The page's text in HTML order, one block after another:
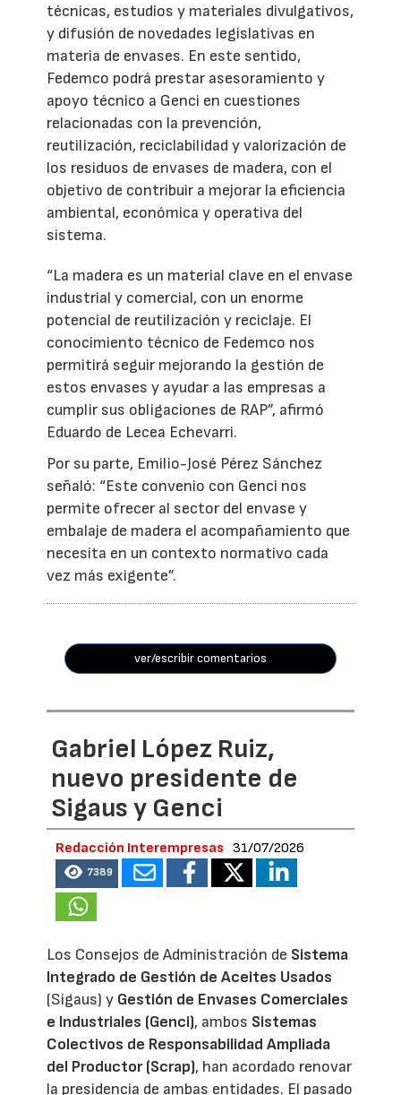
técnicas, estudios y materiales divulgativos,
y difusión de novedades legislativas en
materia de envases. En este sentido,
Fedemco podrá prestar asesoramiento y
apoyo técnico a Genci en cuestiones
relacionadas con la prevención,
reutilización, reciclabilidad y valorización de
los residuos de envases de madera, con el
objetivo de contribuir a mejorar la eficiencia
ambiental, económica y operativa del
sistema.
“La madera es un material clave en el envase
industrial y comercial, con un enorme
potencial de reutilización y reciclaje. El
conocimiento técnico de Fedemco nos
permitirá seguir mejorando la gestión de
estos envases y ayudar a las empresas a
cumplir sus obligaciones de RAP”, afirmó
Eduardo de Lecea Echevarri.
Por su parte, Emilio-José Pérez Sánchez
señaló: “Este convenio con Genci nos
permite ofrecer al sector del envase y
embalaje de madera el acompañamiento que
necesita en un contexto normativo cada
vez más exigente”.
ver/escribir comentarios
Gabriel López Ruiz,
nuevo presidente de
Sigaus y Genci
Redacción Interempresas 31/07/2026
7389
Los Consejos de Administración de Sistema
Integrado de Gestión de Aceites Usados
(Sigaus) y Gestión de Envases Comerciales
e Industriales (Genci), ambos Sistemas
Colectivos de Responsabilidad Ampliada
del Productor (Scrap), han acordado renovar
la presidencia de ambas entidades. El pasado